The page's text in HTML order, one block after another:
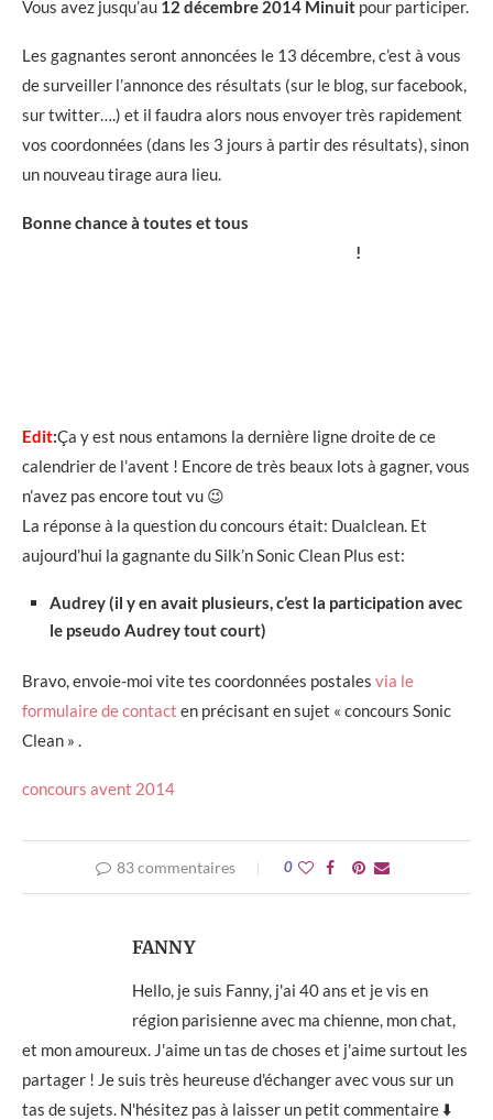
Vous avez jusqu’au 12 décembre 2014 Minuit pour participer.
Les gagnantes seront annoncées le 13 décembre, c’est à vous
de surveiller l’annonce des résultats (sur le blog, sur facebook,
sur twitter….) et il faudra alors nous envoyer très rapidement
vos coordonnées (dans les 3 jours à partir des résultats), sinon
un nouveau tirage aura lieu.
Bonne chance à toutes et tous
!
Edit:Ça y est nous entamons la dernière ligne droite de ce
calendrier de l’avent ! Encore de très beaux lots à gagner, vous
n’avez pas encore tout vu 😉
La réponse à la question du concours était: Dualclean. Et
aujourd’hui la gagnante du Silk’n Sonic Clean Plus est:
Audrey (il y en avait plusieurs, c’est la participation avec
le pseudo Audrey tout court)
Bravo, envoie-moi vite tes coordonnées postales via le
formulaire de contact en précisant en sujet « concours Sonic
Clean » .
concours avent 2014
83 commentaires 0
FANNY
Hello, je suis Fanny, j'ai 40 ans et je vis en
région parisienne avec ma chienne, mon chat,
et mon amoureux. J'aime un tas de choses et j'aime surtout les
partager ! Je suis très heureuse d'échanger avec vous sur un
tas de sujets. N'hésitez pas à laisser un petit commentaire ⬇️